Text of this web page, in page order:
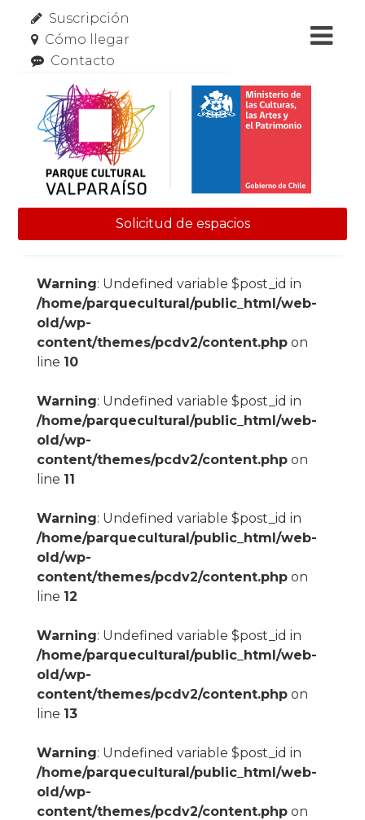
Suscripción
Cómo llegar
Contacto
Solicitud de espacios
Warning: Undefined variable $post_id in
/home/parquecultural/public_html/web-
old/wp-
content/themes/pcdv2/content.phpon
line 10
Warning: Undefined variable $post_id in
/home/parquecultural/public_html/web-
old/wp-
content/themes/pcdv2/content.phpon
line 11
Warning: Undefined variable $post_id in
/home/parquecultural/public_html/web-
old/wp-
content/themes/pcdv2/content.phpon
line 12
Warning: Undefined variable $post_id in
/home/parquecultural/public_html/web-
old/wp-
content/themes/pcdv2/content.phpon
line 13
Warning: Undefined variable $post_id in
/home/parquecultural/public_html/web-
old/wp-
content/themes/pcdv2/content.phpon